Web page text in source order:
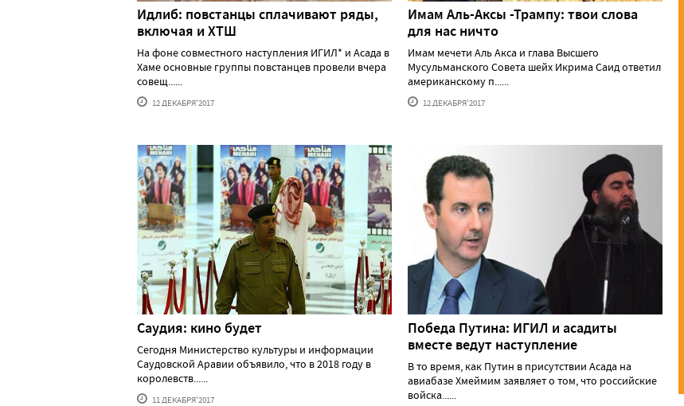
Идлиб: повстанцы сплачивают ряды,
включая и ХТШ
На фоне совместного наступления ИГИЛ* и Асада в
Хаме основные группы повстанцев провели вчера
совещ......
12 ДЕКАБРЯ'2017
Имам Аль-Аксы -Трампу: твои слова
для нас ничто
Имам мечети Аль Акса и глава Высшего
Мусульманского Совета шейх Икрима Саид ответил
американскому п......
12 ДЕКАБРЯ'2017
Саудия: кино будет
Сегодня Министерство культуры и информации
Саудовской Аравии объявило, что в 2018 году в
королевств......
11 ДЕКАБРЯ'2017
Победа Путина: ИГИЛ и асадиты
вместе ведут наступление
В то время, как Путин в присутствии Асада на
авиабазе Хмеймим заявляет о том, что российские
войска......